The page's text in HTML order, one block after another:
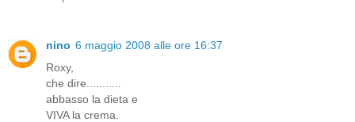
nino 6 maggio 2008 alle ore 16:37
Roxy,
che dire...........
abbasso la dieta e
VIVA la crema.